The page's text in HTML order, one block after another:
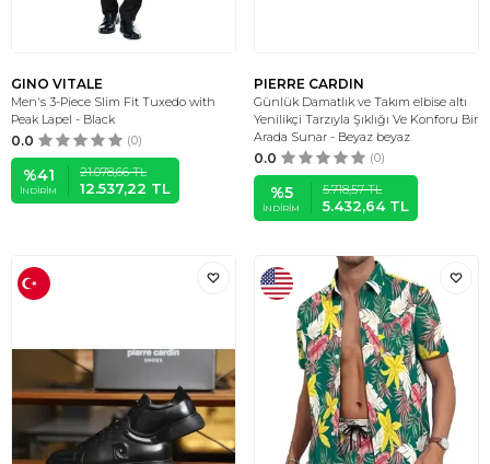
GINO VITALE
Men's 3-Piece Slim Fit Tuxedo with
Peak Lapel - Black
0.0 (0)
%41
İNDIRIM
21.078,66TL
12.537,22 TL
PIERRE CARDIN
Günlük Damatlık ve Takım elbise altı
Yenilikçi Tarzıyla Şıklığı Ve Konforu Bir
Arada Sunar - Beyaz beyaz
0.0 (0)
%5
İNDIRIM
5.718,57TL
5.432,64TL